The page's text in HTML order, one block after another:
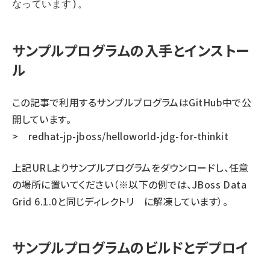
サンプルプログラムの入手とインストー
ル
この記事で利用するサンプルプログラムはGitHub中で公
開しています。
> redhat-jp-jboss/helloworld-jdg-for-thinkit
上記URLよりサンプルプログラムをダウンロードし、任意
の場所に置いてください（※以下の例では、JBoss Data
Grid 6.1.0と同じディレクトリ に解凍しています）。
サンプルプログラムのビルドとデプロイ